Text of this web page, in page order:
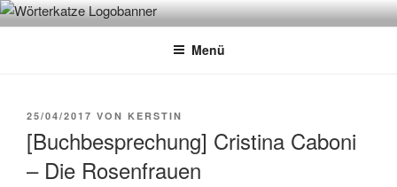
Zum
InhaltWÖRTERKATZE
Von Büchern erzählen
Menü
VERÖFFENTLICHT
25/04/2017 VON KERSTIN
[Buchbesprechung] Cristina Caboni
– Die Rosenfrauen